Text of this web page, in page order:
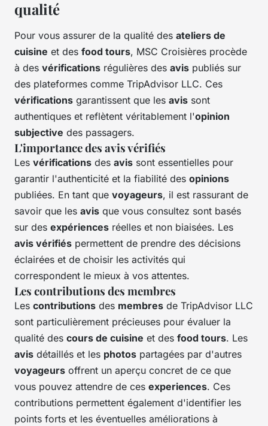
qualité
Pour vous assurer de la qualité des ateliers de
cuisine et des food tours, MSC Croisières procède
à des vérifications régulières des avis publiés sur
des plateformes comme TripAdvisor LLC. Ces
vérifications garantissent que les avis sont
authentiques et reflètent véritablement l'opinion
subjective des passagers.
L'importance des avis vérifiés
Les vérifications des avis sont essentielles pour
garantir l'authenticité et la fiabilité des opinions
publiées. En tant que voyageurs, il est rassurant de
savoir que les avis que vous consultez sont basés
sur des expériences réelles et non biaisées. Les
avis vérifiés permettent de prendre des décisions
éclairées et de choisir les activités qui
correspondent le mieux à vos attentes.
Les contributions des membres
Les contributions des membres de TripAdvisor LLC
sont particulièrement précieuses pour évaluer la
qualité des cours de cuisine et des food tours. Les
avis détaillés et les photos partagées par d'autres
voyageurs offrent un aperçu concret de ce que
vous pouvez attendre de ces experiences. Ces
contributions permettent également d'identifier les
points forts et les éventuelles améliorations à